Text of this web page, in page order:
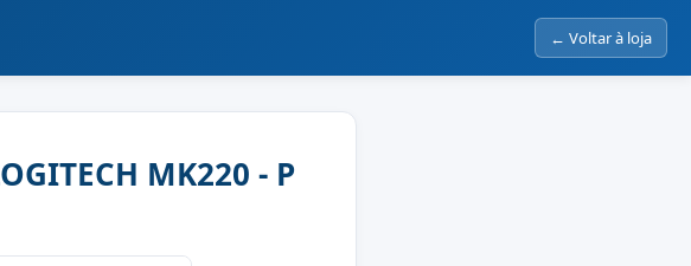
← Voltar à loja
MK220 - P